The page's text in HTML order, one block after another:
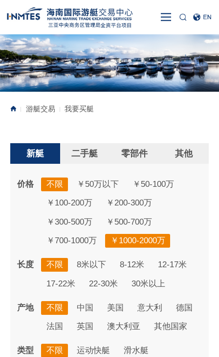
| 游艇交易 | 我要买艇
新艇 二手艇 零部件 其他
价格 不限 ￥50万以下 ￥50-100万
￥100-200万 ￥200-300万
￥300-500万 ￥500-700万
￥700-1000万 ￥1000-2000万
长度 不限 8米以下 8-12米 12-17米
17-22米 22-30米 30米以上
产地 不限 中国 美国 意大利 德国
法国 英国 澳大利亚 其他国家
类型 不限 运动快艇 滑水艇